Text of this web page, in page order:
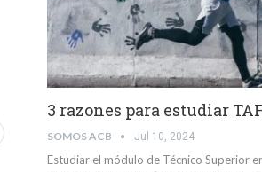
3 razones para estudiar
SOMOS ACB Jul 10, 2024
Estudiar el módulo de Técnico Superior